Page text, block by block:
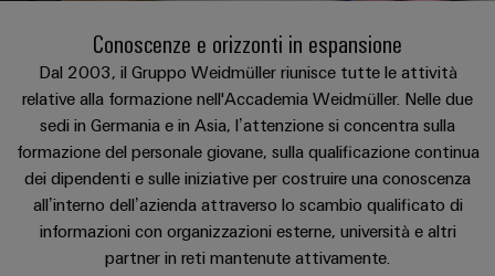
tangibili
e
soluzioni
possono
essere
sperimentate.
Centro
dati
Soluzioni
di
collegamento
PUSH
IN
Microgriglie
DC
Edge
computing
stampato
e
connettori
PCB
Sistemi
di
custodie
Servizio
di
consegna
rapida
Consulenza
e
ALL
SERVICES
di
Weidmüller
Facts
and
Figures
Sostenibilità
Compliance
Chi siamo
AG
Come
trovarci
Notizie
Storie
di
II
Aktionen
PRObas
Aktionen
ALL
SERVICES
Aktionen
INSTA
POWER
Aktionen
PRO
ECO
Promozioni
Conoscenze e orizzonti in espansione
Dal 2003, il Gruppo Weidmüller riunisce tutte le attività
relative alla formazione nell'Accademia Weidmüller. Nelle due
sedi in Germania e in Asia, l’attenzione si concentra sulla
formazione del personale giovane, sulla qualificazione continua
dei dipendenti e sulle iniziative per costruire una conoscenza
all’interno dell’azienda attraverso lo scambio qualificato di
informazioni con organizzazioni esterne, università e altri
partner in reti mantenute attivamente.